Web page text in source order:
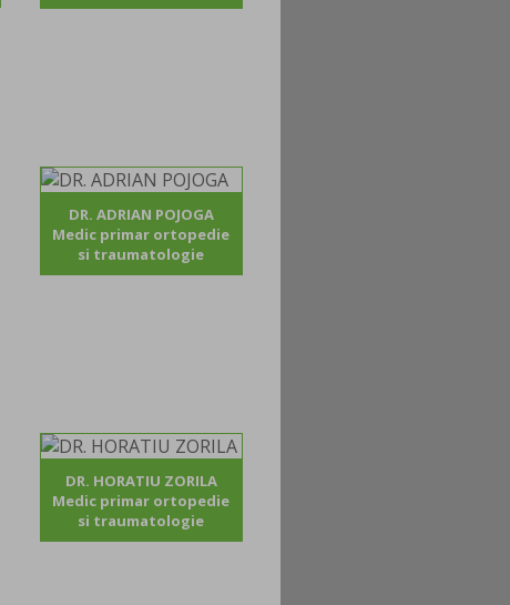
DR. ADRIAN POJOGA
Medic primar ortopedie
si traumatologie
DR. HORATIU ZORILA
Medic primar ortopedie
si traumatologie